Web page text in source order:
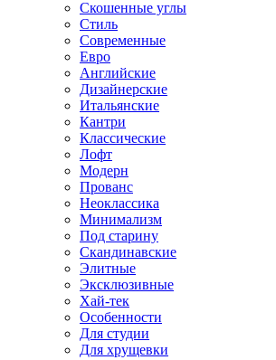
Скошенные углы
Стиль
Современные
Евро
Английские
Дизайнерские
Итальянские
Кантри
Классические
Лофт
Модерн
Прованс
Неоклассика
Минимализм
Под старину
Скандинавские
Элитные
Эксклюзивные
Хай-тек
Особенности
Для студии
Для хрущевки